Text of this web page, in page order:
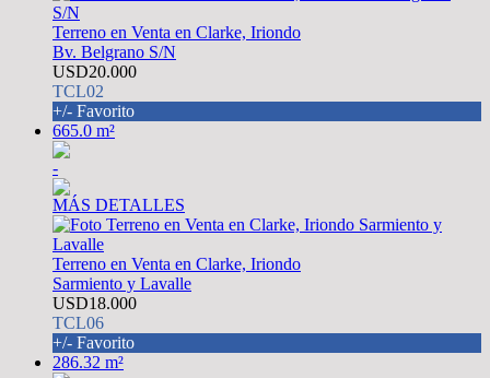
Terreno en Venta en Clarke, Iriondo
Bv. Belgrano S/N
USD20.000
TCL02
+/- Favorito
665.0 m²
-
MÁS DETALLES
Terreno en Venta en Clarke, Iriondo
Sarmiento y Lavalle
USD18.000
TCL06
+/- Favorito
286.32 m²